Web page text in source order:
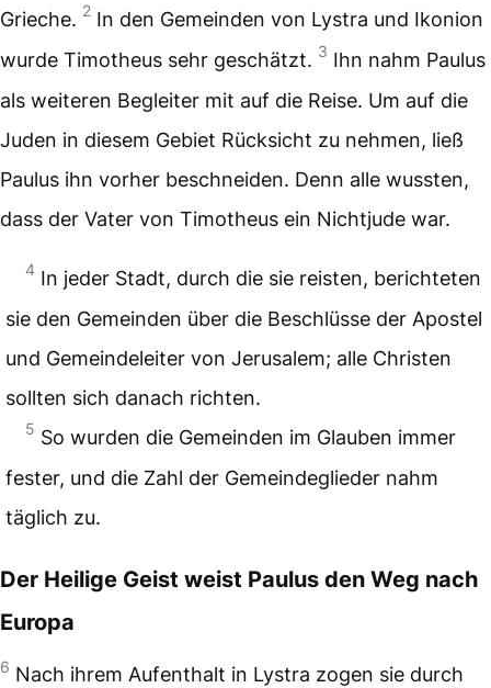
Grieche. 2 In den Gemeinden von Lystra und Ikonion
wurde Timotheus sehr geschätzt. 3 Ihn nahm Paulus
als weiteren Begleiter mit auf die Reise. Um auf die
Juden in diesem Gebiet Rücksicht zu nehmen, ließ
Paulus ihn vorher beschneiden. Denn alle wussten,
dass der Vater von Timotheus ein Nichtjude war.
4 In jeder Stadt, durch die sie reisten, berichteten
sie den Gemeinden über die Beschlüsse der Apostel
und Gemeindeleiter von Jerusalem; alle Christen
sollten sich danach richten.
5 So wurden die Gemeinden im Glauben immer
fester, und die Zahl der Gemeindeglieder nahm
täglich zu.
Der Heilige Geist weist Paulus den Weg nach
Europa
6 Nach ihrem Aufenthalt in Lystra zogen sie durch